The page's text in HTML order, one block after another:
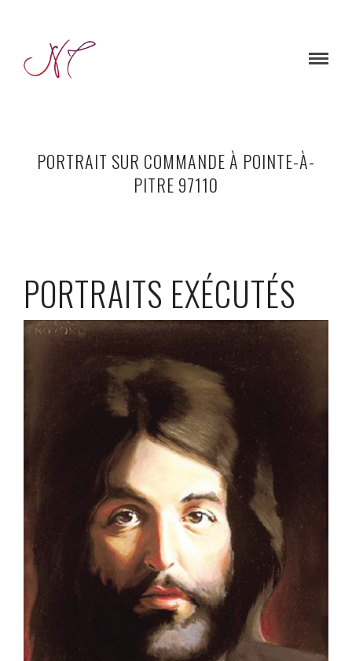
PORTRAIT SUR COMMANDE À POINTE-À-
PITRE 97110
PORTRAITS EXÉCUTÉS